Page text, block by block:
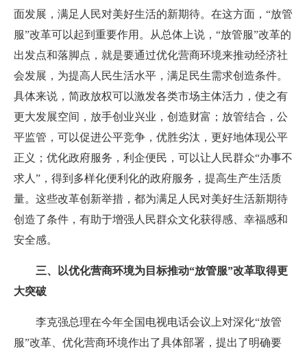
面发展，满足人民对美好生活的新期待。在这方面，“放管
服”改革可以起到重要作用。从总体上说，“放管服”改革的
出发点和落脚点，就是要通过优化营商环境来推动经济社
会发展，为提高人民生活水平，满足民生需求创造条件。
具体来说，简政放权可以激发各类市场主体活力，使之有
更大发展空间，放手创业兴业，创造财富；放管结合，公
平监管，可以促进公平竞争，优胜劣汰，更好地体现公平
正义；优化政府服务，利企便民，可以让人民群众“办事不
求人”，得到多样化便利化的政府服务，提高生产生活质
量。这些改革创新举措，都为满足人民对美好生活新期待
创造了条件，有助于增强人民群众文化获得感、幸福感和
安全感。
三、以优化营商环境为目标推动“放管服”改革取得更
大突破
李克强总理在今年全国电视电话会议上对深化“放管
服”改革、优化营商环境作出了具体部署，提出了明确要